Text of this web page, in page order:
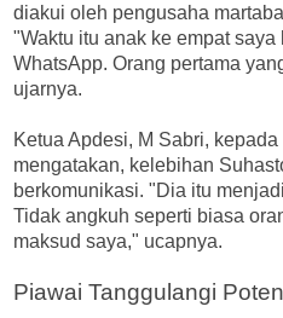
diakui oleh pengusaha
"Waktu itu anak ke empat
WhatsApp. Orang pertama
ujarnya.
Ketua Apdesi, M Sabri,
mengatakan, kelebihan
berkomunikasi. "Dia itu
Tidak angkuh seperti biasa
maksud saya," ucapnya.
Piawai Tanggulangi